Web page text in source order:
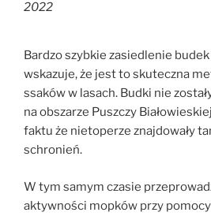
2022
Bardzo szybkie zasiedlenie
wskazuje, że jest to skuteczna
ssaków w lasach. Budki nie
na obszarze Puszczy
faktu że nietoperze znajdowały
schronień.
W tym samym czasie
aktywności mopków przy